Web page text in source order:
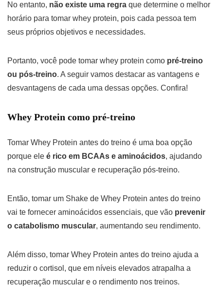
No entanto, não existe uma regra que determine o melhor
horário para tomar whey protein, pois cada pessoa tem
seus próprios objetivos e necessidades.
Portanto, você pode tomar whey protein como pré-treino
ou pós-treino. A seguir vamos destacar as vantagens e
desvantagens de cada uma dessas opções. Confira!
Whey Protein como pré-treino
Tomar Whey Protein antes do treino é uma boa opção
porque ele é rico em BCAAs e aminoácidos, ajudando
na construção muscular e recuperação pós-treino.
Então, tomar um Shake de Whey Protein antes do treino
vai te fornecer aminoácidos essenciais, que vão prevenir
o catabolismo muscular, aumentando seu rendimento.
Além disso, tomar Whey Protein antes do treino ajuda a
reduzir o cortisol, que em níveis elevados atrapalha a
recuperação muscular e o rendimento nos treinos.